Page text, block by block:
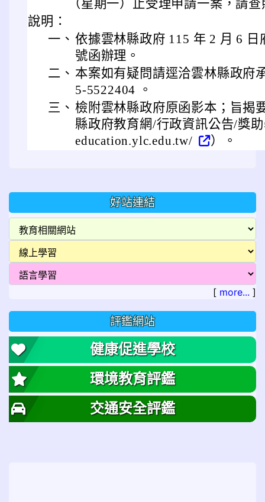
（星期一）止受理申請一案，請
說明：
一、 依據雲林縣政府 115 年 2 月 6
號函辦理。
二、 本案如有疑問請逕洽雲林縣政府
5-5522404 。
三、 檢附雲林縣政府原函影本；旨揭
縣政府教育網/行政資訊公告/獎
education.ylc.edu.tw/
）。
好站連結
[ more... ]
評鑑網站
健康促進學校
環境教育評鑑
交通安全評鑑